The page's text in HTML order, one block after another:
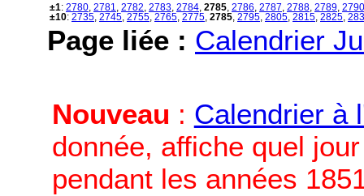
±1: 2780 2781 2782 2783 2784 2785 2786 2787 2788 2789 2790
±10: 2735 2745 2755 2765 2775 2785 2795 2805 2815 2825
Page liée : Calendrier
Nouveau : Calendrier à
donnée, affiche quel
pendant les années